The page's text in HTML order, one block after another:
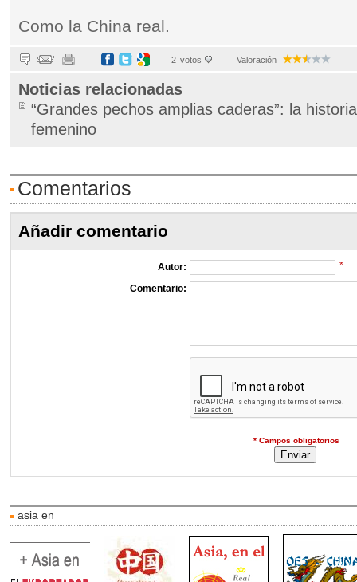
Como la China real.
2 votos Valoración
Noticias relacionadas
“Grandes pechos amplias caderas”: la
femenino
Comentarios
Añadir comentario
Autor: *
Comentario:
* Campos obligatorios
asia en